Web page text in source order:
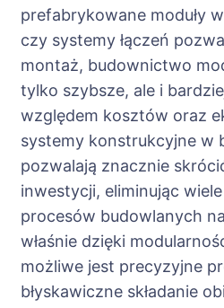
prefabrykowane moduły
czy systemy łączeń
montaż, budownictwo
tylko szybsze, ale i
względem kosztów oraz
systemy konstrukcyjne w
pozwalają znacznie
inwestycji, eliminując
procesów budowlanych
właśnie dzięki
możliwe jest precyzyjne
błyskawiczne składanie